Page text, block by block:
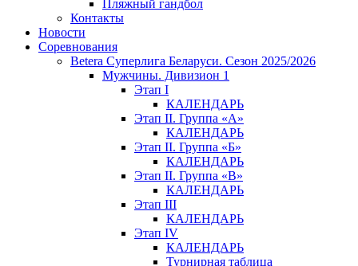
Пляжный гандбол
Контакты
Новости
Соревнования
Betera Суперлига Беларуси. Сезон 2025/2026
Мужчины. Дивизион 1
Этап I
КАЛЕНДАРЬ
Этап II. Группа «А»
КАЛЕНДАРЬ
Этап II. Группа «Б»
КАЛЕНДАРЬ
Этап II. Группа «В»
КАЛЕНДАРЬ
Этап III
КАЛЕНДАРЬ
Этап IV
КАЛЕНДАРЬ
Турнирная таблица